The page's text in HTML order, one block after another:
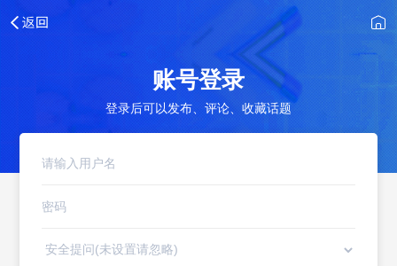
账号登录
登录后可以发布、评论、收藏话题